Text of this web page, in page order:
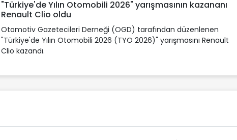
"Türkiye'de Yılın Otomobili 2026" yarışmasının kazananı
Renault Clio oldu
Otomotiv Gazetecileri Derneği (OGD) tarafından düzenlenen
"Türkiye'de Yılın Otomobili 2026 (TYO 2026)" yarışmasını Renault
Clio kazandı.